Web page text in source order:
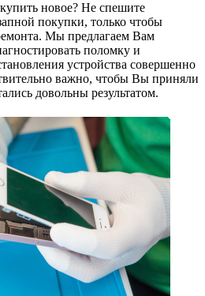
новое? Не спешите
покупки, только чтобы
Мы предлагаем Вам
поломку и
устройства совершенно
важно, чтобы Вы приняли
довольны результатом.